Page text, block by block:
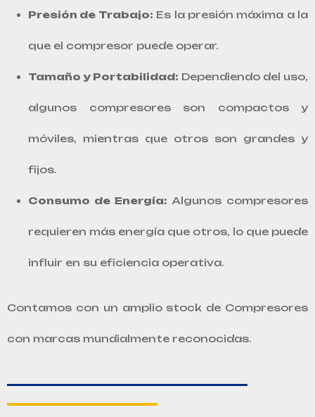
Presión de Trabajo: Es la presión máxima a la
que el compresor puede operar.
Tamaño y Portabilidad: Dependiendo del uso,
algunos compresores son compactos y
móviles, mientras que otros son grandes y
fijos.
Consumo de Energía: Algunos compresores
requieren más energía que otros, lo que puede
influir en su eficiencia operativa.
Contamos con un amplio stock de Compresores
con marcas mundialmente reconocidas.